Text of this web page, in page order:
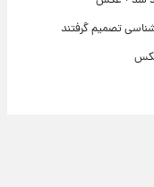
تصمیم گرفتند